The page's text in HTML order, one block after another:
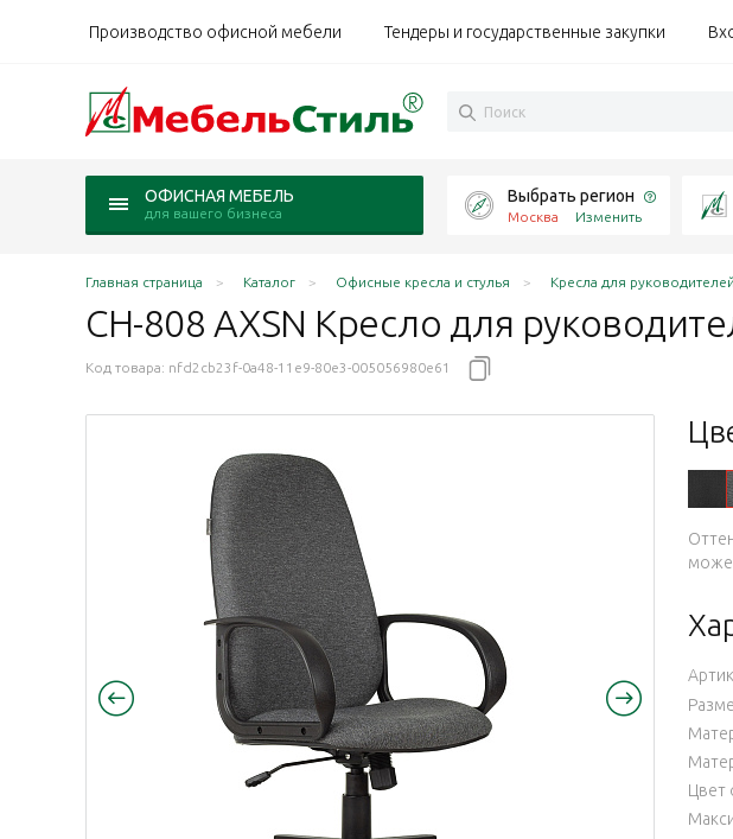
Производство офисной мебели Тендеры и государственные закупки
ОФИСНАЯ МЕБЕЛЬ
для вашего бизнеса
Выбрать регион
Москва Изменить
Главная страница Каталог Офисные кресла и стулья Кресла для руководителей
CH-808 AXSN Кресло для
Код товара: nfd2cb23f-0a48-11e9-80e3-005056980e61
черный 3C11, каркас черный, ID840843
обивка темно-серый 3C1, каркас черный ID 1012993
обивка черный TW-11, каркас черный ID-664041
пластик обивка темно-серый TW-12, каркас черный, ID 664042
Цвет